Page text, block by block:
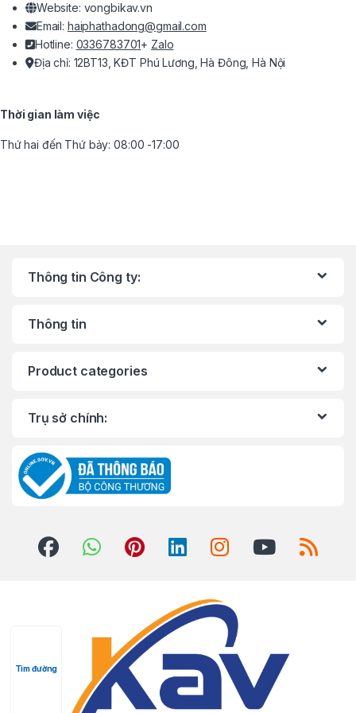
Website: vongbikav.vn
Email: haiphathadong@gmail.com
Hotline: 0336783701+ Zalo
Địa chỉ: 12BT13, KĐT Phú Lương, Hà Đông, Hà Nội
Thời gian làm việc
Thứ hai đến Thứ bảy: 08:00 -17:00
Thông tin Công ty:
Thông tin
Product categories
Trụ sở chính:
Tìm đường